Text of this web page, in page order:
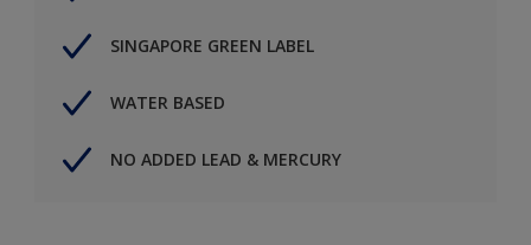
SINGAPORE GREEN LABEL
WATER BASED
NO ADDED LEAD & MERCURY